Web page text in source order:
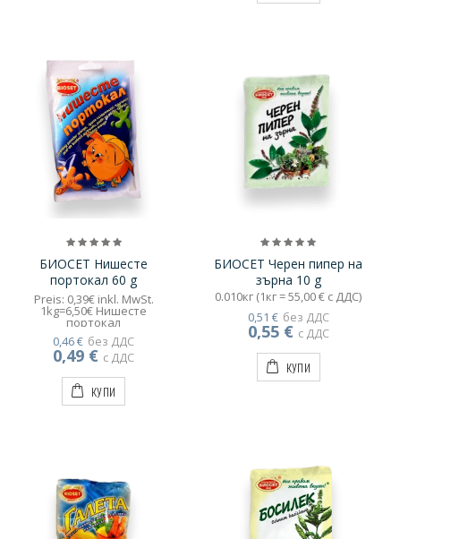
БИОСЕТ Нишесте
портокал 60 g
Preis: 0,39€ inkl. MwSt.
1kg=6,50€ Нишесте
портокал
без ДДС
0,46 €
с ДДС
0,49 €
КУПИ
БИОСЕТ Черен пипер на
зърна 10 g
0.010кг (1кг = 55,00 € с ДДС)
без ДДС
0,51 €
с ДДС
0,55 €
КУПИ